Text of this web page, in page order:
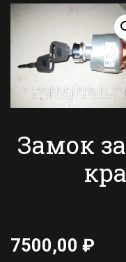
Замок
7500,00 ₽